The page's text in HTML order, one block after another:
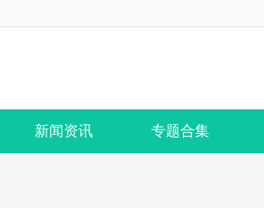
新闻资讯 专题合集